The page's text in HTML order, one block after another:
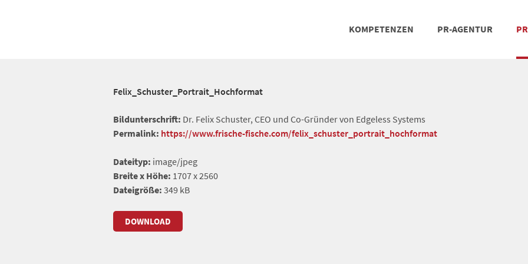
KOMPETENZEN PR-AGENTUR
Felix_Schuster_Portrait_Hochformat
Bildunterschrift: Dr. Felix Schuster, CEO und Co-Gründer von Edgeless Systems
Permalink: https://www.frische-fische.com/felix_schuster_portrait_hochformat
Dateityp: image/jpeg
Breite x Höhe: 1707 x 2560
Dateigröße: 349 kB
DOWNLOAD